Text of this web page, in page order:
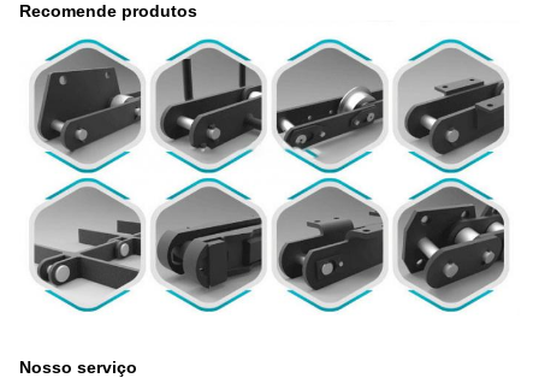
Recomende produtos
Nosso serviço